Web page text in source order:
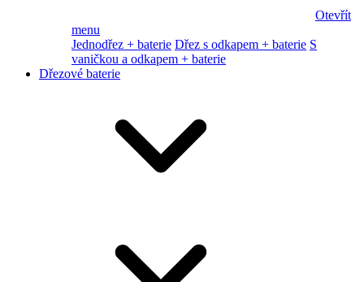
Otevřít
menu
Jednodřez + baterie Dřez s odkapem + baterie S
vaničkou a odkapem + baterie
Dřezové baterie